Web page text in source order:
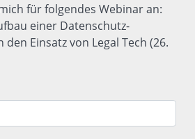
für folgendes Webinar an:
einer Datenschutz-
Einsatz von Legal Tech (26.